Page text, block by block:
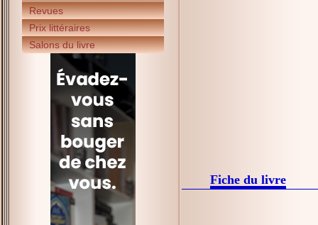
Revues
Prix littéraires
Salons du livre
Fiche du livre